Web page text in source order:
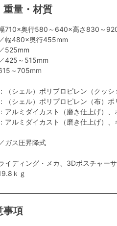
重量・材質
710×奥行580～640×高さ830～
幅480×奥行455mm
525mm
425～515mm
～705mm
（シェル）ポリプロピレン（クッ
（シェル）ポリプロピレン（布）
アルミダイカスト（磨き仕上げ）、
アルミダイカスト（磨き仕上げ）
ガス圧昇降式
イディング・メカ、3Dポスチャー
ｋｇ
事項